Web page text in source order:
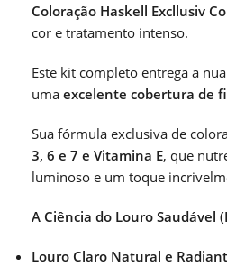
Coloração Haskell Excllusiv
cor e tratamento intenso.
Este kit completo entrega a
uma excelente cobertura de
Sua fórmula exclusiva de
3, 6 e 7 e Vitamina E, que
luminoso e um toque
A Ciência do Louro Saudável
Louro Claro Natural e